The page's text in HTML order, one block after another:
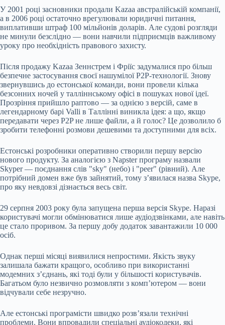
У 2001 році засновники продали Kazaa австралійській компанії,
а в 2006 році остаточно врегулювали юридичні питання,
виплативши штраф 100 мільйонів доларів. Але судові розгляди
не минули безслідно — вони навчили підприємців важливому
уроку про необхідність правового захисту.
Після продажу Kazaa Зеннстрем і Фріїс задумалися про більш
безпечне застосування своєї нашумілої P2P-технології. Знову
звернувшись до естонської команди, вони провели кілька
безсонних ночей у талліннському офісі в пошуках нової ідеї.
Прозріння прийшло раптово — за однією з версій, саме в
легендарному барі Valli в Таллінні виникла ідея: а що, якщо
передавати через P2P не лише файли, а й голос? Це дозволило б
зробити телефонні розмови дешевими та доступними для всіх.
Естонські розробники оперативно створили першу версію
нового продукту. За аналогією з Napster програму назвали
Skyper — поєднання слів "sky" (небо) і "peer" (рівний). Але
потрібний домен вже був зайнятий, тому з’явилася назва Skype,
про яку невдовзі дізнається весь світ.
29 серпня 2003 року була запущена перша версія Skype. Наразі
користувачі могли обмінюватися лише аудіодзвінками, але навіть
це стало проривом. За першу добу додаток завантажили 10 000
осіб.
Однак перші місяці виявилися непростими. Якість звуку
залишала бажати кращого, особливо при використанні
модемних з’єднань, які тоді були у більшості користувачів.
Багатьом було незвично розмовляти з комп’ютером — вони
відчували себе незручно.
Але естонські програмісти швидко розв’язали технічні
проблеми. Вони впровадили спеціальні аудіокодеки, які